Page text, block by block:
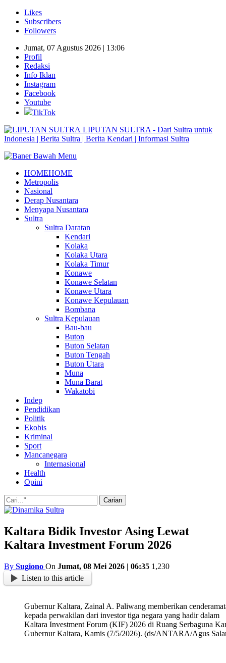
Likes
Subscribers
Followers
Jumat, 07 Agustus 2026 | 13:06
Profil
Redaksi
Info Iklan
Instagram
Facebook
Youtube
TikTok
LIPUTAN SULTRA - Dari Sultra untuk
Indonesia | Berita Sultra | Berita Kendari | Informasi Sultra
HOMEHOME
Metropolis
Nasional
Derap Nusantara
Menyapa Nusantara
Sultra
Sultra Daratan
Kendari
Kolaka
Kolaka Utara
Kolaka Timur
Konawe
Konawe Selatan
Konawe Utara
Konawe Kepulauan
Bombana
Sultra Kepulauan
Bau-bau
Buton
Buton Selatan
Buton Tengah
Buton Utara
Muna
Muna Barat
Wakatobi
Indep
Pendidikan
Politik
Ekobis
Kriminal
Sport
Mancanegara
Internasional
Health
Opini
Kaltara Bidik Investor Asing Lewat
Kaltara Investment Forum 2026
By Sugiono On Jumat, 08 Mei 2026 | 06:35 1,230
Listen to this article
Gubernur Kaltara, Zainal A. Paliwang memberikan
kepada perwakilan dari investor tiga negara yang hadir dalam
Kaltara Investment Forum (KIF) 2026 di Ruang Serbaguna
Gubernur Kaltara, Kamis (7/5/2026). (ds/ANTARA/Agus